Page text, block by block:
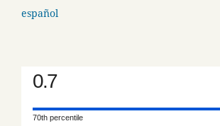
español
0.7
70th percentile